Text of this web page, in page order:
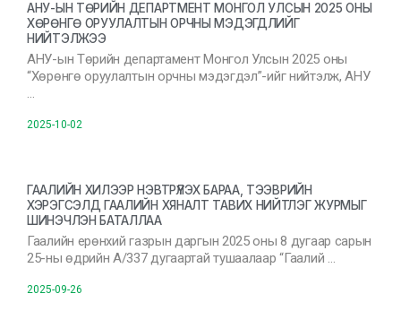
АНУ-ЫН ТӨРИЙН ДЕПАРТМЕНТ МОНГОЛ УЛСЫН 2025 ОНЫ
ХӨРӨНГӨ ОРУУЛАЛТЫН ОРЧНЫ МЭДЭГДЛИЙГ
НИЙТЭЛЖЭЭ
АНУ-ын Төрийн департамент Монгол Улсын 2025 оны
“Хөрөнгө оруулалтын орчны мэдэгдэл”-ийг нийтэлж, АНУ
…
2025-10-02
ГААЛИЙН ХИЛЭЭР НЭВТРҮҮЛЭХ БАРАА, ТЭЭВРИЙН
ХЭРЭГСЭЛД ГААЛИЙН ХЯНАЛТ ТАВИХ НИЙТЛЭГ ЖУРМЫГ
ШИНЭЧЛЭН БАТАЛЛАА
Гаалийн ерөнхий газрын даргын 2025 оны 8 дугаар сарын
25-ны өдрийн А/337 дугаартай тушаалаар “Гаалий …
2025-09-26